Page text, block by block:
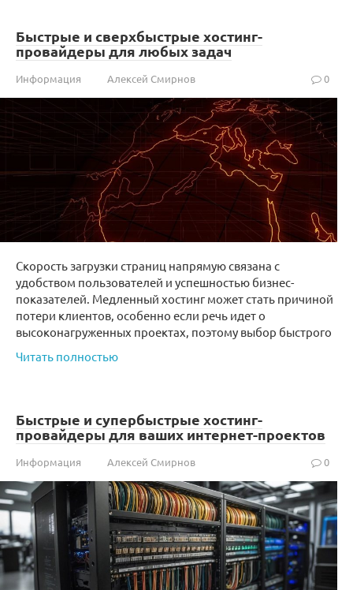
Быстрые и сверхбыстрые хостинг-
провайдеры для любых задач
Информация Алексей Смирнов 0
Скорость загрузки страниц напрямую связана с
удобством пользователей и успешностью бизнес-
показателей. Медленный хостинг может стать причиной
потери клиентов, особенно если речь идет о
высоконагруженных проектах, поэтому выбор быстрого
Читать полностью
Быстрые и супербыстрые хостинг-
провайдеры для ваших интернет-проектов
Информация Алексей Смирнов 0